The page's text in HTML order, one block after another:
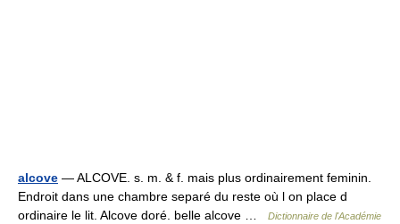
alcove — ALCOVE. s. m. & f. mais plus ordinairement feminin.
Endroit dans une chambre separé du reste où l on place d
ordinaire le lit. Alcove doré. belle alcove …
Dictionnaire de l'Académie